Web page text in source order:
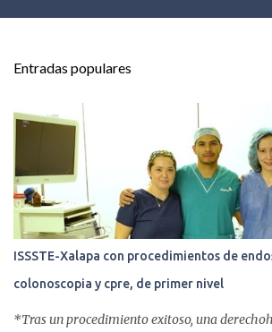
s
Entradas populares
ISSSTE-Xalapa con procedimientos de
colonoscopia y cpre, de primer nivel
*Tras un procedimiento exitoso, una